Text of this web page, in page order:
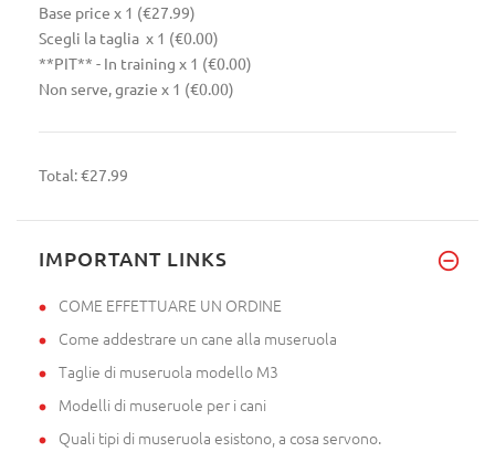
Base price x 1 (€27.99)
Scegli la taglia x 1 (€0.00)
**PIT** - In training x 1 (€0.00)
Non serve, grazie x 1 (€0.00)
Total:€27.99
IMPORTANT LINKS
COME EFFETTUARE UN ORDINE
Come addestrare un cane alla museruola
Taglie di museruola modello M3
Modelli di museruole per i cani
Quali tipi di museruola esistono, a cosa servono.